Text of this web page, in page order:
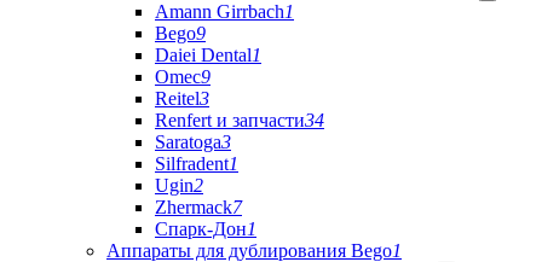
Amann Girrbach1
Bego9
Daiei Dental1
Omec9
Reitel3
Renfert и запчасти34
Saratoga3
Silfradent1
Ugin2
Zhermack7
Спарк-Дон1
Аппараты для дублирования Bego1